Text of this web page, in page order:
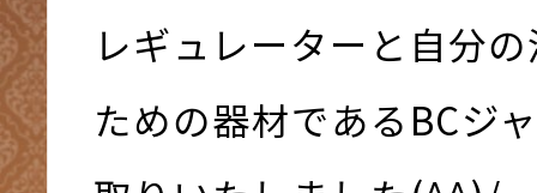
レギュレーターと自分
ための器材であるBCジ